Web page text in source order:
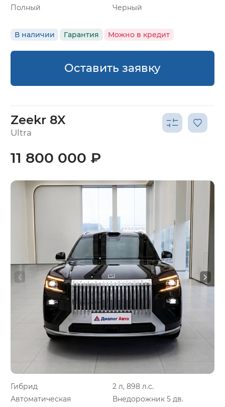
Полный
Черный
В наличии Гарантия Можно в кредит
Оставить заявку
Zeekr 8X
Ultra
Гибрид
2 л, 898 л.с.
Автоматическая
Внедорожник 5 дв.
11 800 000 ₽